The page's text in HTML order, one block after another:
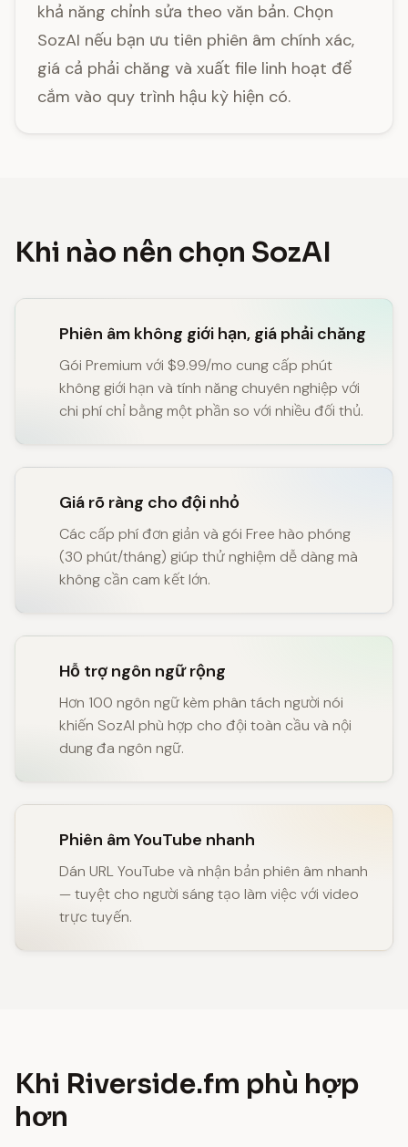
khả năng chỉnh sửa theo văn bản. Chọn
SozAI nếu bạn ưu tiên phiên âm chính xác,
giá cả phải chăng và xuất file linh hoạt để
cắm vào quy trình hậu kỳ hiện có.
Khi nào nên chọn SozAI
Phiên âm không giới hạn, giá phải chăng
Gói Premium với $9.99/mo cung cấp phút
không giới hạn và tính năng chuyên nghiệp với
chi phí chỉ bằng một phần so với nhiều đối thủ.
Giá rõ ràng cho đội nhỏ
Các cấp phí đơn giản và gói Free hào phóng
(30 phút/tháng) giúp thử nghiệm dễ dàng mà
không cần cam kết lớn.
Hỗ trợ ngôn ngữ rộng
Hơn 100 ngôn ngữ kèm phân tách người nói
khiến SozAI phù hợp cho đội toàn cầu và nội
dung đa ngôn ngữ.
Phiên âm YouTube nhanh
Dán URL YouTube và nhận bản phiên âm nhanh
— tuyệt cho người sáng tạo làm việc với video
trực tuyến.
Khi Riverside.fm phù hợp
hơn